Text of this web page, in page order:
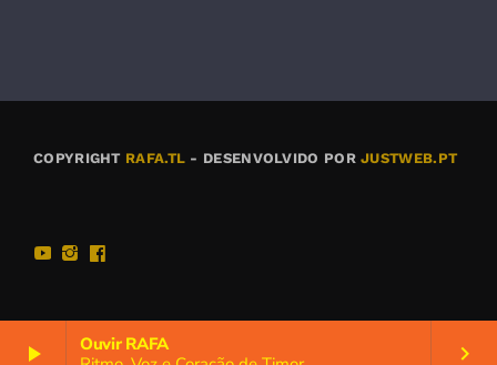
play_arrow
Ouvir RAFA
keyboard_arrow_right
COPYRIGHT RAFA.TL - DESENVOLVIDO PORJUSTWEB.PT